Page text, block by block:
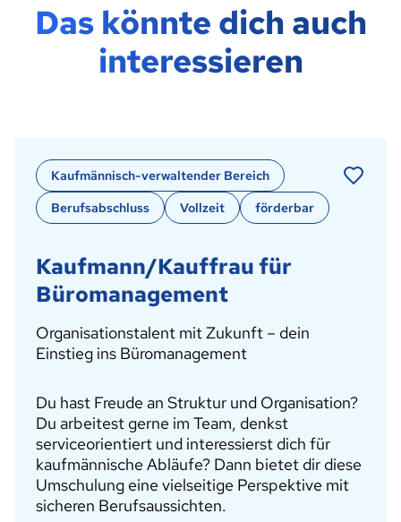
Das könnte dich auch
interessieren
Kaufmännisch-verwaltender Bereich
Berufsabschluss
Vollzeit förderbar
Kaufmann/Kauffrau für
Büromanagement
Organisationstalent mit Zukunft – dein
Einstieg ins Büromanagement
Du hast Freude an Struktur und Organisation?
Du arbeitest gerne im Team, denkst
serviceorientiert und interessierst dich für
kaufmännische Abläufe? Dann bietet dir diese
Umschulung eine vielseitige Perspektive mit
sicheren Berufsaussichten.